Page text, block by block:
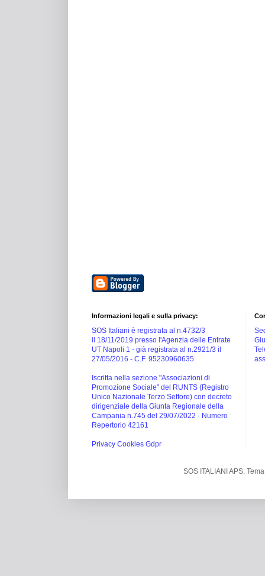
Informazioni legali e sulla privacy:
SOS Italiani è registrata al n.4732/3
il 18/11/2019 presso l'Agenzia delle Entrate
UT Napoli 1 - già registrata al n.2921/3 il
27/05/2016 - C.F. 95230960635
Iscritta nella sezione "Associazioni di
Promozione Sociale" del RUNTS (Registro
Unico Nazionale Terzo Settore) con decreto
dirigenziale della Giunta Regionale della
Campania n.745 del 29/07/2022 - Numero
Repertorio 42161
Privacy Cookies Gdpr
SOS ITALIANI APS.